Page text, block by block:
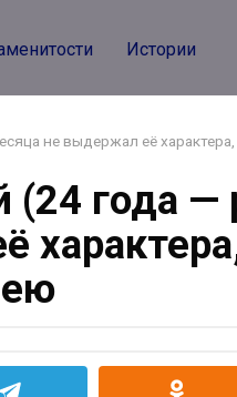
Истории
не выдержал её
года —